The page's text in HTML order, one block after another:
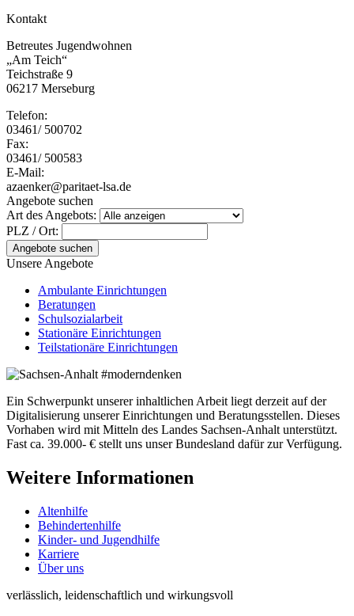
Kontakt
Betreutes Jugendwohnen
„Am Teich“
Teichstraße 9
06217 Merseburg
Telefon:
03461/ 500702
Fax:
03461/ 500583
E-Mail:
azaenker@paritaet-lsa.de
Angebote suchen
Art des Angebots:
PLZ / Ort:
Angebote suchen
Unsere Angebote
Ambulante Einrichtungen
Beratungen
Schulsozialarbeit
Stationäre Einrichtungen
Teilstationäre Einrichtungen
Ein Schwerpunkt unserer inhaltlichen Arbeit liegt derzeit auf der
Digitalisierung unserer Einrichtungen und Beratungsstellen. Dieses
Vorhaben wird mit Mitteln des Landes Sachsen-Anhalt unterstützt.
Fast ca. 39.000- € stellt uns unser Bundesland dafür zur Verfügung.
Weitere Informationen
Altenhilfe
Behindertenhilfe
Kinder- und Jugendhilfe
Karriere
Über uns
verlässlich, leidenschaftlich und wirkungsvoll